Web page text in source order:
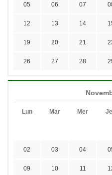
05 06 07
12 13 14
19 20 21
26 27 28
Lun Mar Mer
02 03 04
09 10 11